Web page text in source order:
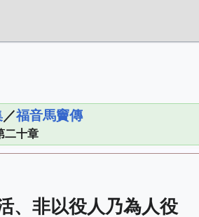
／福音馬竇傳
二十章
、非以役人乃為人役